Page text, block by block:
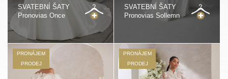
SVATEBNÍ ŠATY
Pronovias Once
SVATEBNÍ ŠATY
Pronovias Sollemn
PRONÁJEM
PRODEJ
PRONÁJEM
PRODEJ